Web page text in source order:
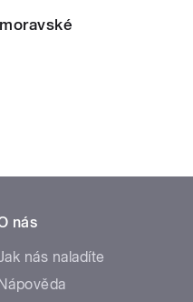
nás
nás naladíte
Nápověda